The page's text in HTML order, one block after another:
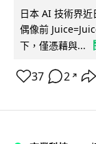
日本 AI 技術界
偶像前
下，僅憑藉與...
37 2 ↗